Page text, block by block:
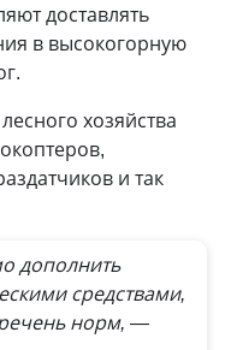
доставлять
в высокогорную
хозяйства
и так
дополнить
средствами,
норм, —